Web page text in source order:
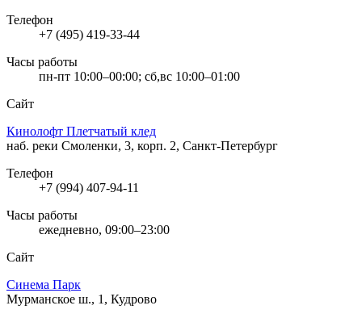
Телефон
+7 (495) 419-33-44
Часы работы
пн-пт 10:00–00:00; сб,вс 10:00–01:00
Сайт
Кинолофт Плетчатый клед
наб. реки Смоленки, 3, корп. 2, Санкт-Петербург
Телефон
+7 (994) 407-94-11
Часы работы
ежедневно, 09:00–23:00
Сайт
Синема Парк
Мурманское ш., 1, Кудрово